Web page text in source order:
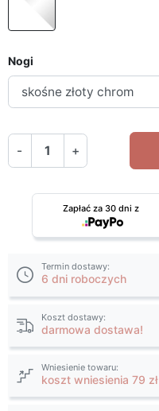
Nogi
- +
Zapłać za 30 dni z
Termin dostawy:
6 dni roboczych
Koszt dostawy:
darmowa dostawa!
Wniesienie towaru:
koszt wniesienia 79 zł